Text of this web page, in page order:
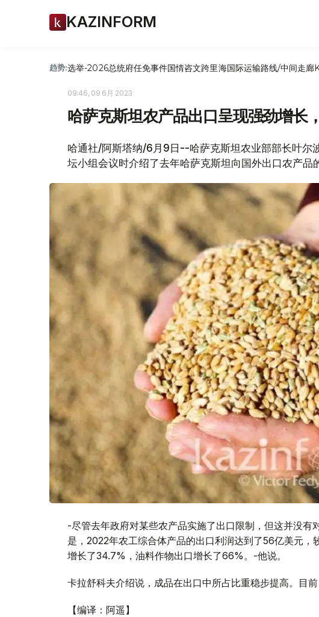
KAZINFORM
趋势:选举-2026总统府任免事件国情咨文跨里海国际运输路线/中间走廊
09:46, 09 6月 2023
哈萨克斯坦农产品出口呈现强劲增长
哈通社/阿斯塔纳/6月9日--哈萨克斯坦农业部部长叶尔
坛小组会议时介绍了去年哈萨克斯坦向国外出口农产品
-尽管去年政府对某些农产品实施了出口限制，但这并没有
是，2022年农工综合体产品的出口利润达到了56亿美元
增长了34.7%，油料作物出口增长了66%。-他说。
卡拉舒科夫介绍说，成品在出口中所占比重稳步提高。目
【编译：阿遥】